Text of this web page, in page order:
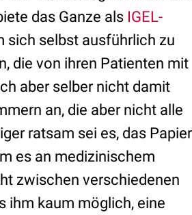
das Ganze als IGEL-
sich selbst ausführlich zu
die von ihren Patienten mit
aber selber nicht damit
an, die aber nicht alle
ratsam sei es, das Papier
es an medizinischem
zwischen verschiedenen
ihm kaum möglich, eine